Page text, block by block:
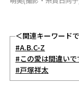
＜関連キーワード
#A.B.C-Z
#この愛は間違い
#戸塚祥太